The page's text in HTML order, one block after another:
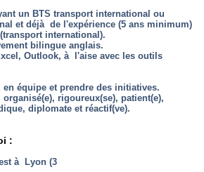
un BTS transport international ou
et déjà de l'expérience (5 ans minimum)
international).
bilingue anglais.
Outlook, à l'aise avec les outils
en équipe et prendre des initiatives.
rigoureux(se), patient(e),
diplomate et réactif(ve).
:
à Lyon (3